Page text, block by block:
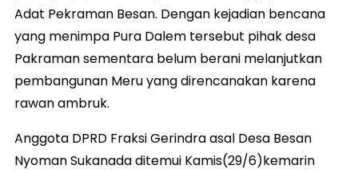
Adat Pekraman Besan. Dengan kejadian bencana
yang menimpa Pura Dalem tersebut pihak desa
Pakraman sementara belum berani melanjutkan
pembangunan Meru yang direncanakan karena
rawan ambruk.
Anggota DPRD Fraksi Gerindra asal Desa Besan
Nyoman Sukanada ditemui Kamis(29/6)kemarin